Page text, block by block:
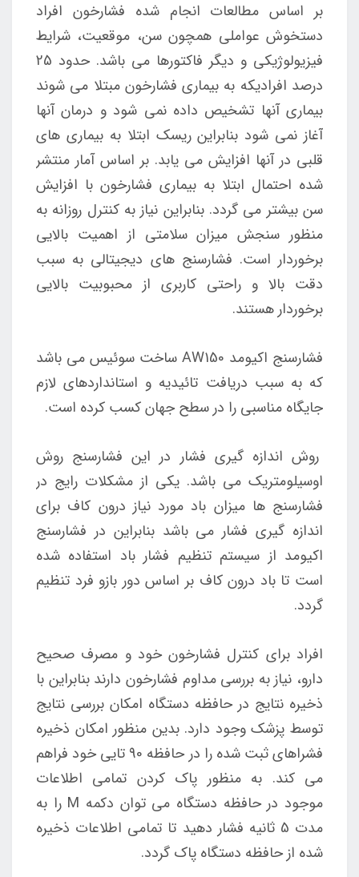
بر اساس مطالعات انجام شده فشارخون افراد
دستخوش عواملی همچون سن، موقعیت، شرایط
فیزیولوژیکی و دیگر فاکتورها می باشد. حدود 25
درصد افرادیکه به بیماری فشارخون مبتلا می شوند
بیماری آنها تشخیص داده نمی شود و درمان آنها
آغاز نمی شود بنابراین ریسک ابتلا به بیماری های
قلبی در آنها افزایش می یابد. بر اساس آمار منتشر
شده احتمال ابتلا به بیماری فشارخون با افزایش
سن بیشتر می گردد. بنابراین نیاز به کنترل روزانه به
منظور سنجش میزان سلامتی از اهمیت بالایی
برخوردار است. فشارسنج های دیجیتالی به سبب
دقت بالا و راحتی کاربری از محبوبیت بالایی
برخوردار هستند.
فشارسنج اکیومد AW150 ساخت سوئیس می باشد
که به سبب دریافت تائیدیه و استانداردهای لازم
جایگاه مناسبی را در سطح جهان کسب کرده است.
روش اندازه گیری فشار در این فشارسنج روش
اوسیلومتریک می باشد. یکی از مشکلات رایج در
فشارسنج ها میزان باد مورد نیاز درون کاف برای
اندازه گیری فشار می باشد بنابراین در فشارسنج
اکیومد از سیستم تنظیم فشار باد استفاده شده
است تا باد درون کاف بر اساس دور بازو فرد تنظیم
گردد.
افراد برای کنترل فشارخون خود و مصرف صحیح
دارو، نیاز به بررسی مداوم فشارخون دارند بنابراین با
ذخیره نتایج در حافظه دستگاه امکان بررسی نتایج
توسط پزشک وجود دارد. بدین منظور امکان ذخیره
فشراهای ثبت شده را در حافظه 90 تایی خود فراهم
می کند. به منظور پاک کردن تمامی اطلاعات
موجود در حافظه دستگاه می توان دکمه M را به
مدت 5 ثانیه فشار دهید تا تمامی اطلاعات ذخیره
شده از حافظه دستگاه پاک گردد.